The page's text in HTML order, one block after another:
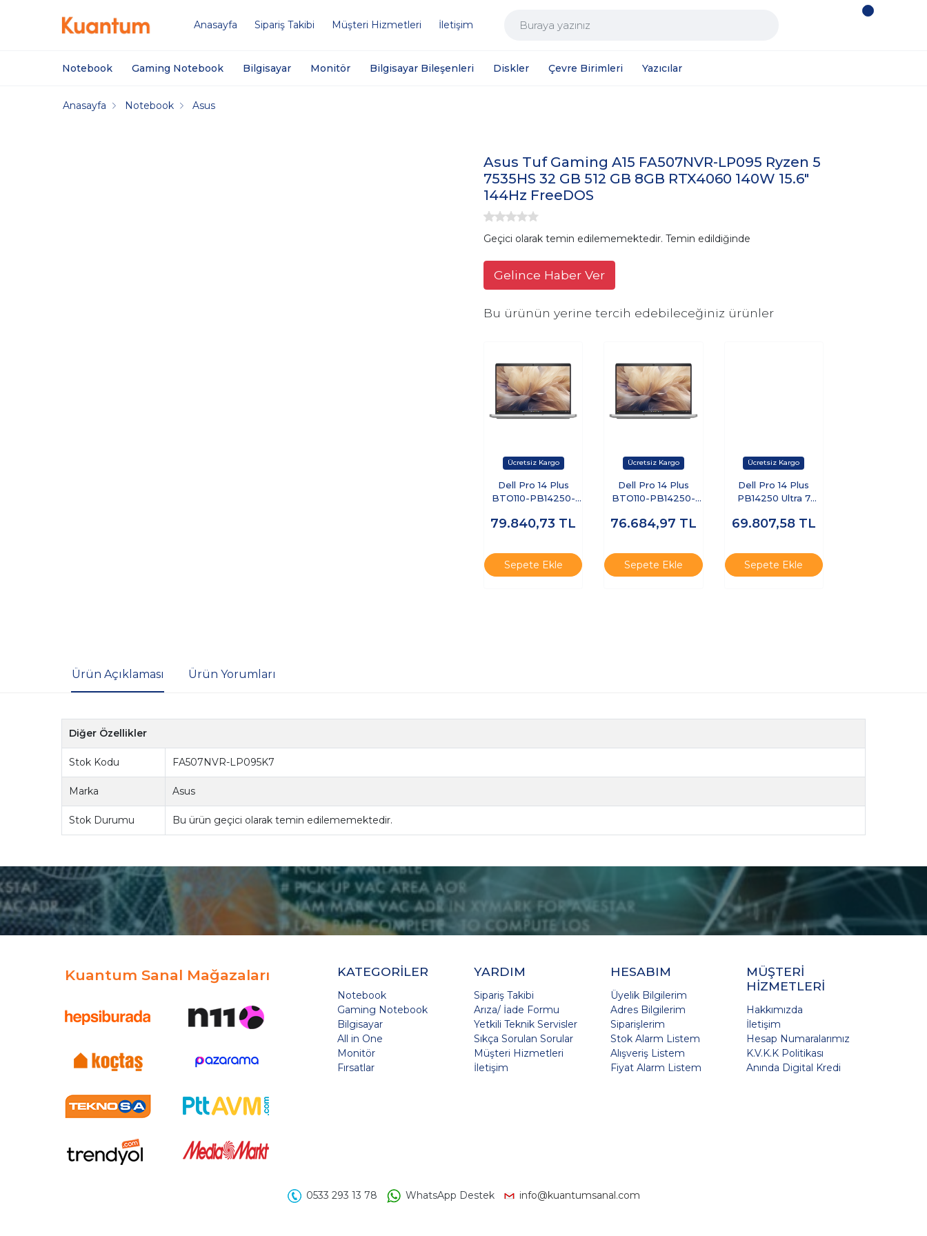
Anasayfa Sipariş Takibi Müşteri Hizmetleri İletişim
Notebook Gaming Notebook Bilgisayar Monitör Bilgisayar Bileşenleri Diskler Çevre Birimleri Yazıcılar
Anasayfa Notebook Asus
Asus Tuf Gaming A15 FA507NVR-LP095 Ryzen 5
7535HS 32 GB 512 GB 8GB RTX4060 140W 15.6"
144Hz FreeDOS
Geçici olarak temin edilememektedir. Temin edildiğinde
Gelince Haber Ver
Bu ürünün yerine tercih edebileceğiniz ürünler
Dell Pro 14 Plus
BTO110-PB14250-
255U 32 GB 1 TB
Dizüstü Bilgisayar
79.840,73 TL
Sepete Ekle
Dell Pro 14 Plus
BTO110-PB14250-
255U 32 GB 512 GB
Dizüstü Bilgisayar
76.684,97 TL
Sepete Ekle
Dell Pro 14 Plus
PB14250 Ultra 7
14 FHD+ FreeDOS
UBU
69.807,58 TL
Sepete Ekle
Ürün Açıklaması Ürün Yorumları
Diğer Özellikler
Stok Kodu FA507NVR-LP095K7
Marka Asus
Stok Durumu Bu ürün geçici olarak temin edilememektedir.
Kuantum Sanal Mağazaları KATEGORİLER
Notebook
Gaming Notebook
Bilgisayar
All in One
Monitör
Fırsatlar
YARDIM
Sipariş Takibi
Arıza/ İade Formu
Yetkili Teknik Servisler
Sıkça Sorulan Sorular
Müşteri Hizmetleri
İletişim
HESABIM
Üyelik Bilgilerim
Adres Bilgilerim
Siparişlerim
Stok Alarm Listem
Alışveriş Listem
Fiyat Alarm Listem
MÜŞTERİ
HİZMETLERİ
Hakkımızda
İletişim
Hesap Numaralarımız
K.V.K.K Politikası
Anında Digital Kredi
0533 293 13 78 WhatsApp Destek info@kuantumsanal.com